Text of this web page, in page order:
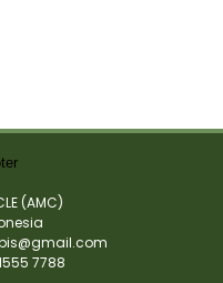
(AMC)
7788